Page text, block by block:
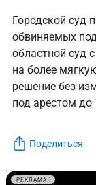
Городской суд
обвиняемых
областной суд
на более
решение без
под арестом до
Поделиться
РЕКЛАМА